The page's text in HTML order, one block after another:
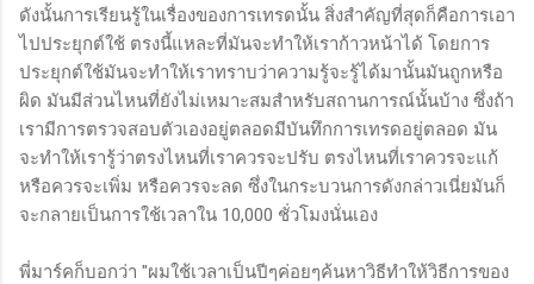
ดังนั้นการเรียนรู้ในเรื่องของการเทรดนั้น สิ่งสำคัญที่สุดก็คือการเอา
ไปประยุกต์ใช้ ตรงนี้แหละที่มันจะทำให้เราก้าวหน้าได้ โดยการ
ประยุกต์ใช้มันจะทำให้เราทราบว่าความรู้จะรู้ได้มานั้นมันถูกหรือ
ผิด มันมีส่วนไหนที่ยังไม่เหมาะสมสำหรับสถานการณ์นั้นบ้าง ซึ่งถ้า
เรามีการตรวจสอบตัวเองอยู่ตลอดมีบันทึกการเทรดอยู่ตลอด มัน
จะทำให้เรารู้ว่าตรงไหนที่เราควรจะปรับ ตรงไหนที่เราควรจะแก้
หรือควรจะเพิ่ม หรือควรจะลด ซึ่งในกระบวนการดังกล่าวเนี่ยมันก็
จะกลายเป็นการใช้เวลาใน 10,000 ชั่วโมงนั่นเอง
พี่มาร์คก็บอกว่า "ผมใช้เวลาเป็นปีๆค่อยๆค้นหาวิธีทำให้วิธีการของ